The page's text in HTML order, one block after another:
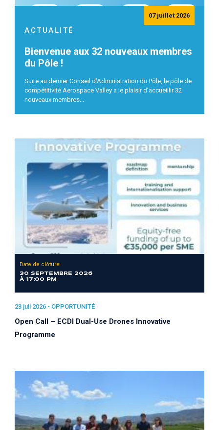
Date de clôture
30 SEPTEMBRE 2026
À 17:00 PM
23 juil 2026 - OPPORTUNITÉ
Open Call – ECDI Dual-Use Drones Innovative
Programme
07 juillet 2026
ACTUALITÉ
Bienvenue aux 32 nouveaux membres
du Pôle !
Suite au dernier Conseil d’Administration du Pôle, le pôle de
compétitivité Aerospace Valley a le plaisir d’accueillir 32
nouveaux membres...